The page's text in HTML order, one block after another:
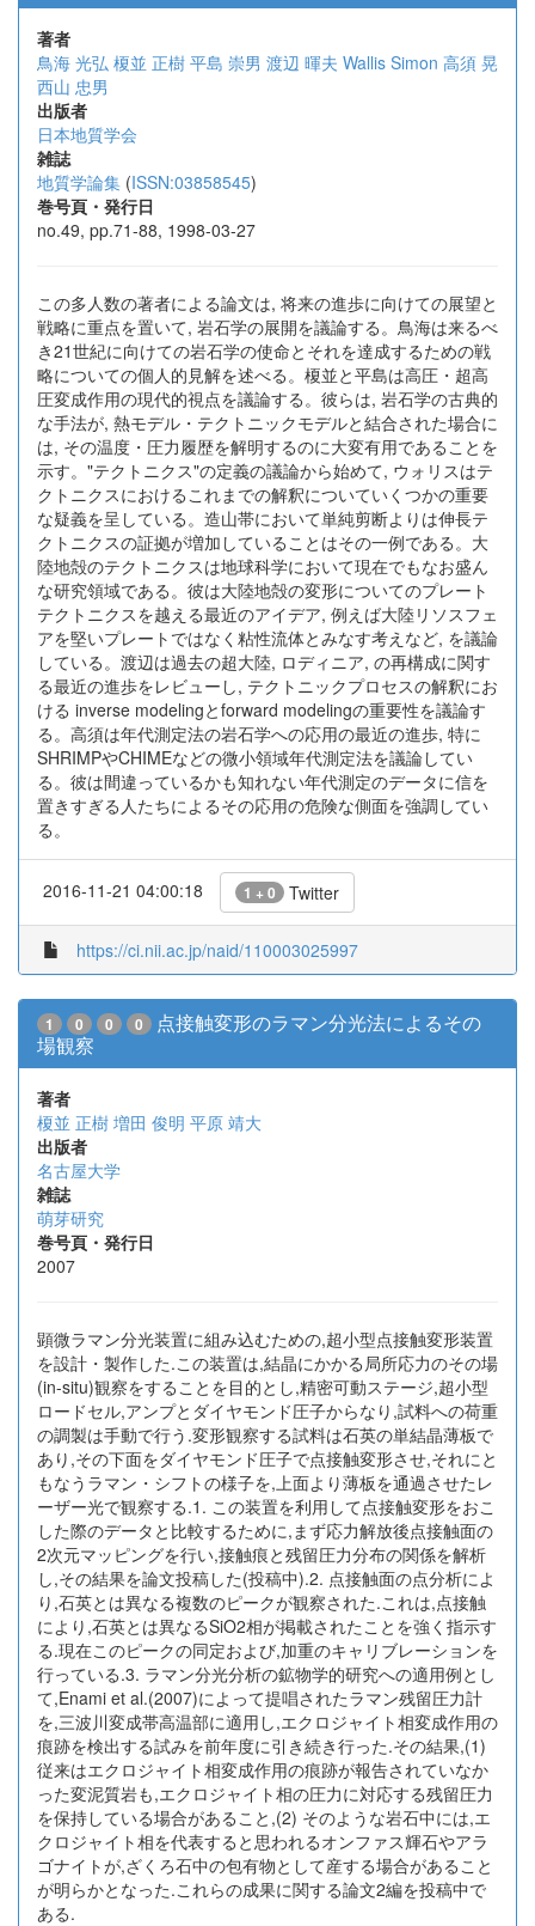
著者
鳥海 光弘 榎並 正樹 平島 崇男 渡辺 暉夫 Wallis Simon 高須 晃
西山 忠男
出版者
日本地質学会
雑誌
地質学論集 (ISSN:03858545)
巻号頁・発行日
no.49, pp.71-88, 1998-03-27
この多人数の著者による論文は, 将来の進歩に向けての展望と
戦略に重点を置いて, 岩石学の展開を議論する。鳥海は来るべ
き21世紀に向けての岩石学の使命とそれを達成するための戦
略についての個人的見解を述べる。榎並と平島は高圧・超高
圧変成作用の現代的視点を議論する。彼らは, 岩石学の古典的
な手法が, 熱モデル・テクトニックモデルと結合された場合に
は, その温度・圧力履歴を解明するのに大変有用であることを
示す。"テクトニクス"の定義の議論から始めて, ウォリスはテ
クトニクスにおけるこれまでの解釈についていくつかの重要
な疑義を呈している。造山帯において単純剪断よりは伸長テ
クトニクスの証拠が増加していることはその一例である。大
陸地殻のテクトニクスは地球科学において現在でもなお盛ん
な研究領域である。彼は大陸地殻の変形についてのプレート
テクトニクスを越える最近のアイデア, 例えば大陸リソスフェ
アを堅いプレートではなく粘性流体とみなす考えなど, を議論
している。渡辺は過去の超大陸, ロディニア, の再構成に関す
る最近の進歩をレビューし, テクトニックプロセスの解釈にお
ける inverse modelingとforward modelingの重要性を議論す
る。高須は年代測定法の岩石学への応用の最近の進歩, 特に
SHRIMPやCHIMEなどの微小領域年代測定法を議論してい
る。彼は間違っているかも知れない年代測定のデータに信を
置きすぎる人たちによるその応用の危険な側面を強調してい
る。
2016-11-21 04:00:18 1 + 0 Twitter
https://ci.nii.ac.jp/naid/110003025997
1 0 0 0
点接触変形のラマン分光法によるその
場観察
著者
榎並 正樹 増田 俊明 平原 靖大
出版者
名古屋大学
雑誌
萌芽研究
巻号頁・発行日
2007
顕微ラマン分光装置に組み込むための,超小型点接触変形装置
を設計・製作した.この装置は,結晶にかかる局所応力のその場
(in-situ)観察をすることを目的とし,精密可動ステージ,超小型
ロードセル,アンプとダイヤモンド圧子からなり,試料への荷重
の調製は手動で行う.変形観察する試料は石英の単結晶薄板で
あり,その下面をダイヤモンド圧子で点接触変形させ,それにと
もなうラマン・シフトの様子を,上面より薄板を通過させたレ
ーザー光で観察する.1. この装置を利用して点接触変形をおこ
した際のデータと比較するために,まず応力解放後点接触面の
2次元マッピングを行い,接触痕と残留圧力分布の関係を解析
し,その結果を論文投稿した(投稿中).2. 点接触面の点分析によ
り,石英とは異なる複数のピークが観察された.これは,点接触
により,石英とは異なるSiO2相が掲載されたことを強く指示す
る.現在このピークの同定および,加重のキャリブレーションを
行っている.3. ラマン分光分析の鉱物学的研究への適用例とし
て,Enami et al.(2007)によって提唱されたラマン残留圧力計
を,三波川変成帯高温部に適用し,エクロジャイト相変成作用の
痕跡を検出する試みを前年度に引き続き行った.その結果,(1)
従来はエクロジャイト相変成作用の痕跡が報告されていなか
った変泥質岩も,エクロジャイト相の圧力に対応する残留圧力
を保持している場合があること,(2) そのような岩石中には,エ
クロジャイト相を代表すると思われるオンファス輝石やアラ
ゴナイトが,ざくろ石中の包有物として産する場合があること
が明らかとなった.これらの成果に関する論文2編を投稿中で
ある.